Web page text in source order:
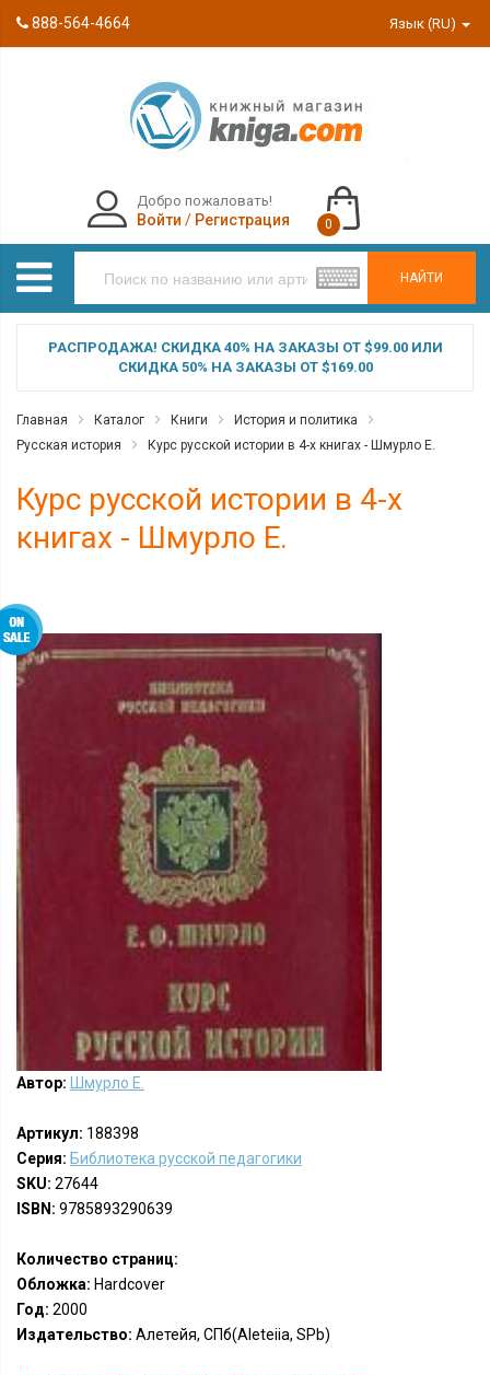
888-564-4664 Язык (RU)
НАЙТИ
Добро пожаловать!
Войти / Регистрация 0
РАСПРОДАЖА! СКИДКА 40% НА ЗАКАЗЫ ОТ $99.00 ИЛИ
СКИДКА 50% НА ЗАКАЗЫ ОТ $169.00
Главная Каталог Книги
История и политика
Русская история
Курс русской истории в 4-х книгах - Шмурло Е.
Курс русской истории в 4-х
книгах - Шмурло Е.
Автор: Шмурло Е.
Артикул: 188398
Серия: Библиотека русской педагогики
SKU: 27644
ISBN: 9785893290639
Количество страниц:
Обложка: Hardcover
Год: 2000
Издательство: Алетейя, СПб(Aleteiia, SPb)